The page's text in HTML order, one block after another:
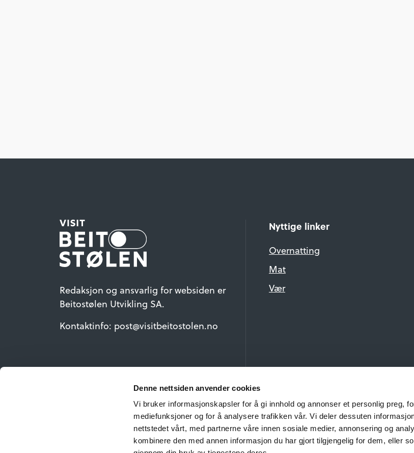
Denne nettsiden anvender cookies
Vi bruker informasjonskapsler for å gi innhold og annonser et personlig preg,
mediefunksjoner og for å analysere trafikken vår. Vi deler dessuten
nettstedet vårt, med partnerne våre innen sosiale medier, annonsering og
kombinere den med annen informasjon du har gjort tilgjengelig for dem, eller
Redaksjon og ansvarlig for websiden er
Beitostølen Utvikling SA.
Kontaktinfo: post@visitbeitostolen.no
Nyttige linker
Overnatting
Mat
Vær